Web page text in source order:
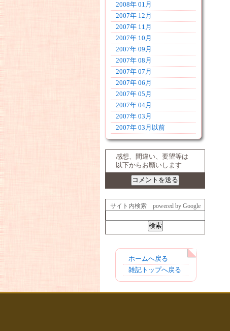
2008年 01月
2007年 12月
2007年 11月
2007年 10月
2007年 09月
2007年 08月
2007年 07月
2007年 06月
2007年 05月
2007年 04月
2007年 03月
2007年 03月以前
感想、間違い、要望等は
以下からお願いします
サイト内検索 powered by Google
ホームへ戻る
雑記トップへ戻る